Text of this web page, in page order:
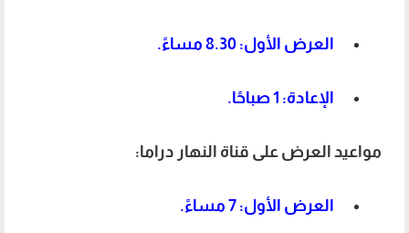
العرض الأول: 8.30 مساءً.
الإعادة: 1 صباحًا.
مواعيد العرض على قناة النهار دراما:
العرض الأول: 7 مساءً.